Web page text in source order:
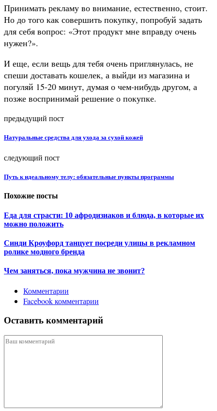
Принимать рекламу во внимание, естественно, стоит.
Но до того как совершить покупку, попробуй задать
для себя вопрос: «Этот продукт мне вправду очень
нужен?».
И еще, если вещь для тебя очень приглянулась, не
спеши доставать кошелек, а выйди из магазина и
погуляй 15-20 минут, думая о чем-нибудь другом, а
позже воспринимай решение о покупке.
предыдущий пост
Натуральные средства для ухода за сухой кожей
следующий пост
Путь к идеальному телу: обязательные пункты программы
Похожие посты
Еда для страсти: 10 афродизиаков и блюда, в которые их
можно положить
Синди Кроуфорд танцует посреди улицы в рекламном
ролике модного бренда
Чем заняться, пока мужчина не звонит?
Комментарии
Facebook комментарии
Оставить комментарий